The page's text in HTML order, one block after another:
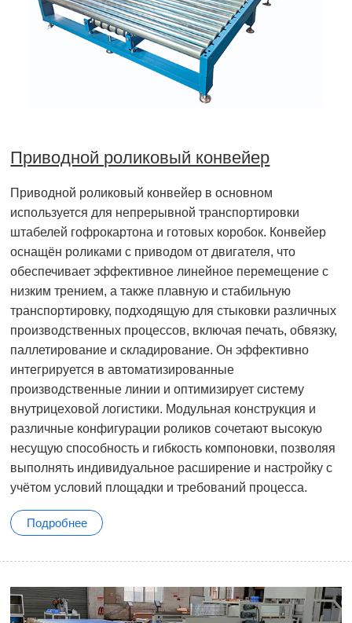
Приводной роликовый конвейер
Приводной роликовый конвейер в основном
используется для непрерывной транспортировки
штабелей гофрокартона и готовых коробок. Конвейер
оснащён роликами с приводом от двигателя, что
обеспечивает эффективное линейное перемещение с
низким трением, а также плавную и стабильную
транспортировку, подходящую для стыковки различных
производственных процессов, включая печать, обвязку,
паллетирование и складирование. Он эффективно
интегрируется в автоматизированные
производственные линии и оптимизирует систему
внутрицеховой логистики. Модульная конструкция и
различные конфигурации роликов сочетают высокую
несущую способность и гибкость компоновки, позволяя
выполнять индивидуальное расширение и настройку с
учётом условий площадки и требований процесса.
Подробнее